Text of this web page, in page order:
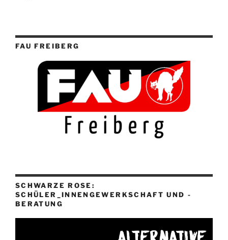
FAU FREIBERG
SCHWARZE ROSE:
SCHÜLER_INNENGEWERKSCHAFT UND -
BERATUNG